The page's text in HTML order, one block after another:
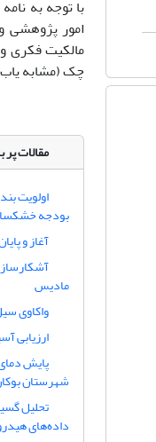
امور پژوهشی
مالکیت فکری
چک (مشابه
مقالات پر
اولویت
بودجه
آغاز و
مادیس
واکاوی سیل خرداد 1402 استان
ارزیابی
پایش
شهرستان
تحلیل
داده‌های